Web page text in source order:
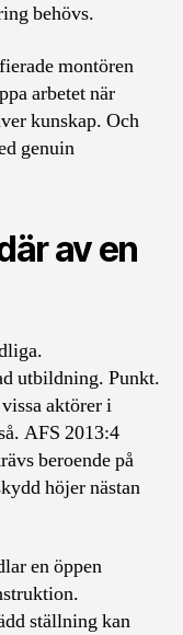
behövs.
montören
arbetet när
kunskap. Och
genuin
av en
utbildning. Punkt.
aktörer i
AFS 2013:4
beroende på
höjer nästan
en öppen
ställning kan